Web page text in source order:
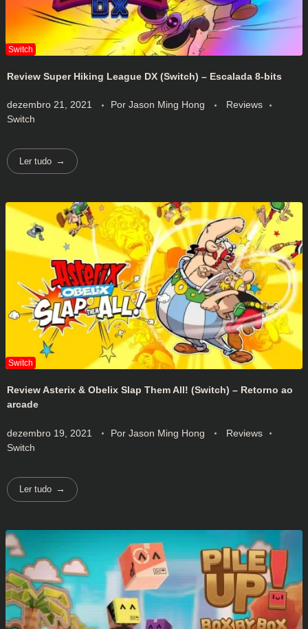
Review Super Hiking League DX (Switch) – Escalada 8-bits
dezembro 21, 2021 Por Jason Ming Hong
Reviews
Switch
Ler tudo
Review Asterix & Obelix Slap Them All! (Switch) – Retorno ao
arcade
dezembro 19, 2021 Por Jason Ming Hong
Reviews
Switch
Ler tudo